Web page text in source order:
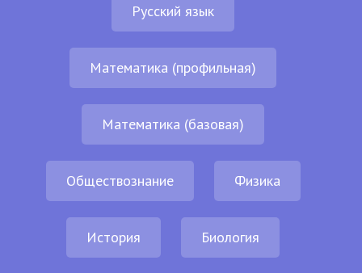
Русский язык
Математика (профильная)
Математика (базовая)
Обществознание Физика
История Биология